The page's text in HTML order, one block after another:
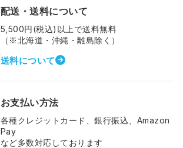
配送・送料について
5,500円(税込)以上で送料無料
（※北海道・沖縄・離島除く）
送料について
お支払い方法
各種クレジットカード、銀行振込、Amazon
Pay
など多数対応しております